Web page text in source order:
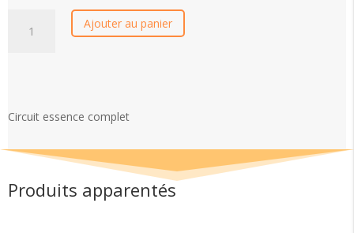
Ajouter au panier
Circuit essence complet
Produits apparentés